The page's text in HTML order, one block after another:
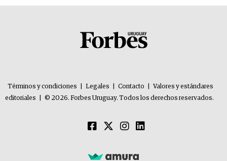
Términos y condiciones Legales Contacto
Valores y estándares
editoriales
© 2026. Forbes Uruguay. Todos los derechos reservados.